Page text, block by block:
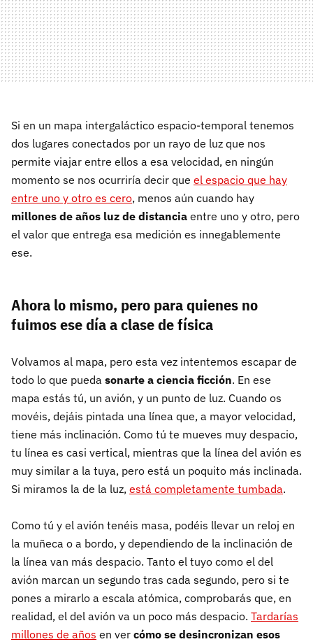
Si en un mapa intergaláctico espacio-temporal tenemos
dos lugares conectados por un rayo de luz que nos
permite viajar entre ellos a esa velocidad, en ningún
momento se nos ocurriría decir que el espacio que hay
entre uno y otro es cero, menos aún cuando hay
millones de años luz de distancia entre uno y otro, pero
el valor que entrega esa medición es innegablemente
ese.
Ahora lo mismo, pero para quienes no
fuimos ese día a clase de física
Volvamos al mapa, pero esta vez intentemos escapar de
todo lo que pueda sonarte a ciencia ficción. En ese
mapa estás tú, un avión, y un punto de luz. Cuando os
movéis, dejáis pintada una línea que, a mayor velocidad,
tiene más inclinación. Como tú te mueves muy despacio,
tu línea es casi vertical, mientras que la línea del avión es
muy similar a la tuya, pero está un poquito más inclinada.
Si miramos la de la luz, está completamente tumbada.
Como tú y el avión tenéis masa, podéis llevar un reloj en
la muñeca o a bordo, y dependiendo de la inclinación de
la línea van más despacio. Tanto el tuyo como el del
avión marcan un segundo tras cada segundo, pero si te
pones a mirarlo a escala atómica, comprobarás que, en
realidad, el del avión va un poco más despacio. Tardarías
millones de años en ver cómo se desincronizan esos